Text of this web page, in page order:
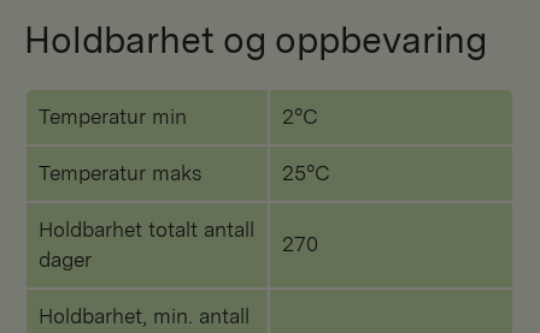
Holdbarhet og oppbevaring
Temperatur min 2°C
Temperatur maks 25°C
Holdbarhet totalt antall
dager
270
Holdbarhet, min. antall